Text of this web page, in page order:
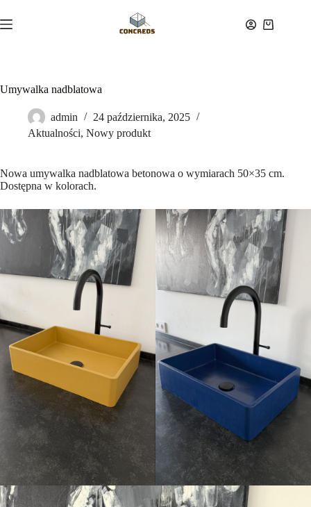
do
treści
Koszyk
Umywalka nadblatowa
admin
24 października, 2025
Aktualności, Nowy produkt
Nowa umywalka nadblatowa betonowa o wymiarach 50×35 cm.
Dostępna w kolorach.